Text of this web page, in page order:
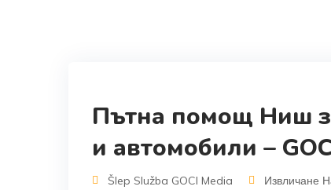
Пътна помощ Ниш
и автомобили –
Šlep Služba GOCI Media Извличане